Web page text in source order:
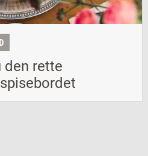
den rette